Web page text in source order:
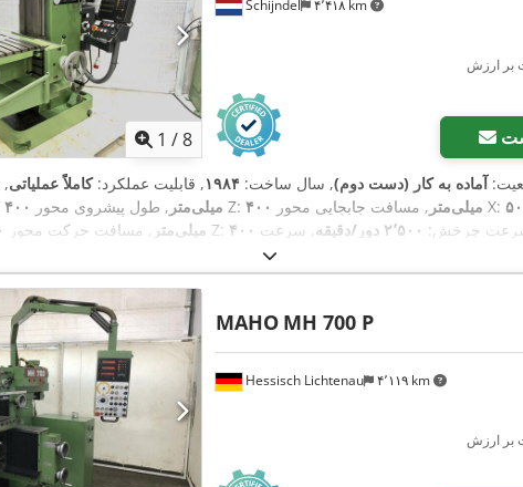
1 /8
Schijndel ۴٬۴۱۸ km
بر ارزش
آماده به کار (دست دوم), سال ساخت: ۱۹۸۴, قابلیت عملکرد:کاملاً عملیاتی
۴۰۰ میلی‌متر , طول پیشروی محور Z: ۴۰۰ میلی‌متر , مسافت جابجایی محور X:
۴۰۰ میلی‌متر , مسافت حرکت محور Z: سرعت چرخش: ۲٬۵۰۰ دور/دقیقه
, سرعت
Hessisch Lichtenau ۴٬۱۱۹ km
MAHO MH 700 P
بر ارزش